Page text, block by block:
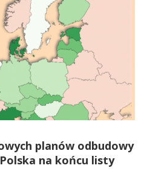
planów odbudowy
na końcu listy